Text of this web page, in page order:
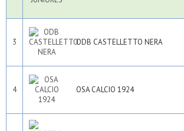
3 ODB CASTELLETTO NERA
4 OSA CALCIO 1924